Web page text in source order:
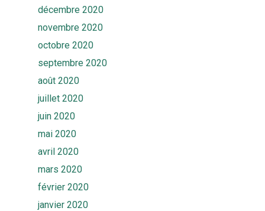
décembre 2020
novembre 2020
octobre 2020
septembre 2020
août 2020
juillet 2020
juin 2020
mai 2020
avril 2020
mars 2020
février 2020
janvier 2020